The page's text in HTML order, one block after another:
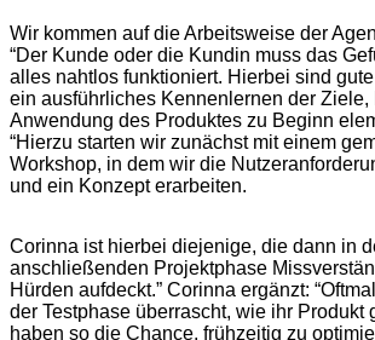
Wir kommen auf die Arbeitsweise der
“Der Kunde oder die Kundin muss das
alles nahtlos funktioniert. Hierbei sind
ein ausführliches Kennenlernen der Ziele,
Anwendung des Produktes zu Beginn
“Hierzu starten wir zunächst mit einem
Workshop, in dem wir die
und ein Konzept erarbeiten.
Corinna ist hierbei diejenige, die dann in
anschließenden Projektphase
Hürden aufdeckt.” Corinna ergänzt:
der Testphase überrascht, wie ihr Produkt
haben so die Chance, frühzeitig zu